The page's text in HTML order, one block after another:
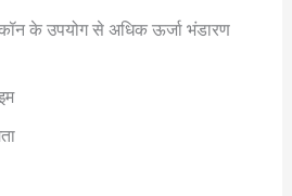
के उपयोग से अधिक ऊर्जा भंडारण